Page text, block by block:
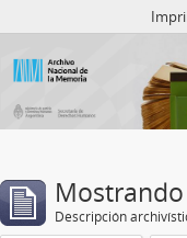
Descripción